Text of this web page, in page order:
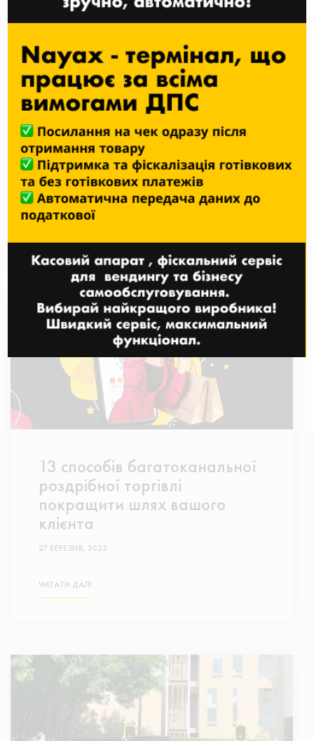
Додавання мікроринку до їх
торгового бізнесу збільшило
продажі S і S Vending до 70%
27 БЕРЕЗНЯ, 2025
ЧИТАТИ ДАЛІ
13 способів багатоканальної
роздрібної торгівлі
покращити шлях вашого
клієнта
27 БЕРЕЗНЯ, 2025
ЧИТАТИ ДАЛІ